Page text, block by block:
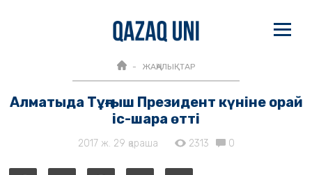
ЖАҢАЛЫҚТАР
Алматыда Тұңғыш Президент күніне орай
іс-шара өтті
2017 ж. 29 қараша 2313 0